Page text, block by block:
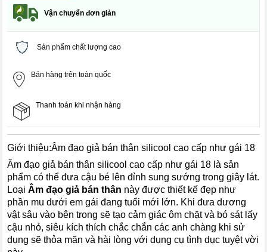
Vận chuyển đơn giản
Sản phẩm chất lượng cao
Bán hàng trên toàn quốc
Thanh toán khi nhận hàng
Giới thiệu:Âm đạo giả bán thân silicool cao cấp như gái 18
Âm đạo giả bán thân silicool cao cấp như gái 18 là sản
phẩm có thể đưa cậu bé lên đỉnh sung sướng trong giây lát.
LoạiÂm đạo giả bán thân này được thiết kế đẹp như
phần mu dưới em gái đang tuổi mới lớn. Khi đưa dương
vật sâu vào bên trong sẽ tạo cảm giác ôm chặt và bó sát lấy
cậu nhỏ, siêu kích thích chắc chắn các anh chàng khi sử
dụng sẽ thỏa mãn và hài lòng với dụng cụ tình dục tuyệt vời